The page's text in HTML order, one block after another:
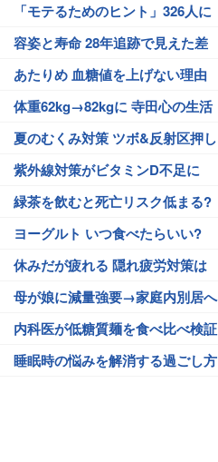
「モテるためのヒント」326人に
容姿と寿命 28年追跡で見えた差
あたりめ 血糖値を上げない理由
体重62kg→82kgに 寺田心の生活
夏のむくみ対策 ツボ&反射区押し
紫外線対策がビタミンD不足に
緑茶を飲むと死亡リスク低まる?
ヨーグルト いつ食べたらいい?
休みだが疲れる 隠れ疲労対策は
母が娘に減量強要→家庭内別居へ
内科医が低糖質麺を食べ比べ検証
睡眠時の悩みを解消する過ごし方